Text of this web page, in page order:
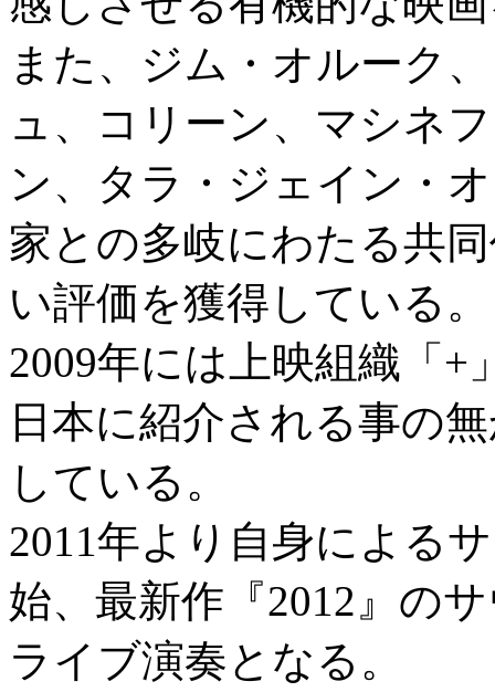
また、ジム・オルーク
ュ、コリーン、マシネ
ン、タラ・ジェイン・
家との多岐にわたる共
い評価を獲得している。
2009年には上映組織「
日本に紹介される事の
している。
2011年より自身による
始、最新作『2012』の
ライブ演奏となる。